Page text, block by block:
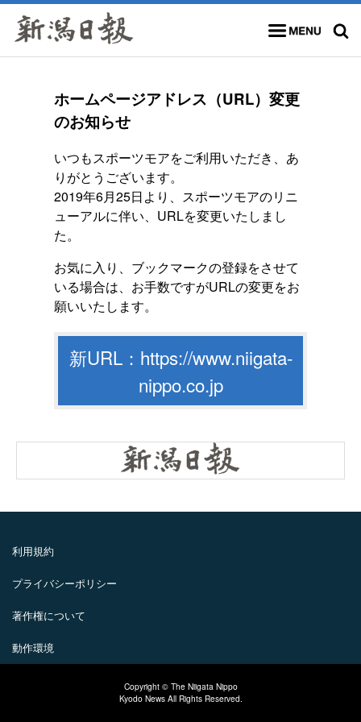
メニュー 検索
ホームページアドレス（URL）変更
のお知らせ
いつもスポーツモアをご利用いただき、あ
りがとうございます。
2019年6月25日より、スポーツモアのリニ
ューアルに伴い、URLを変更いたしまし
た。
お気に入り、ブックマークの登録をさせて
いる場合は、お手数ですがURLの変更をお
願いいたします。
新URL：https://www.niigata-
nippo.co.jp
利用規約
プライバシーポリシー
著作権について
動作環境
Copyright © The Niigata Nippo
Kyodo News All Rights Reserved.
スキー・スノーボード
スピードスケート
カーリング
フィギュアスケート